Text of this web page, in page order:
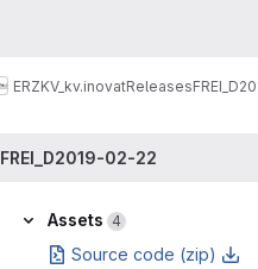
ERZKV_kv.inovatReleases
FREI_D2019-02-22
Assets 4
Source code (zip)